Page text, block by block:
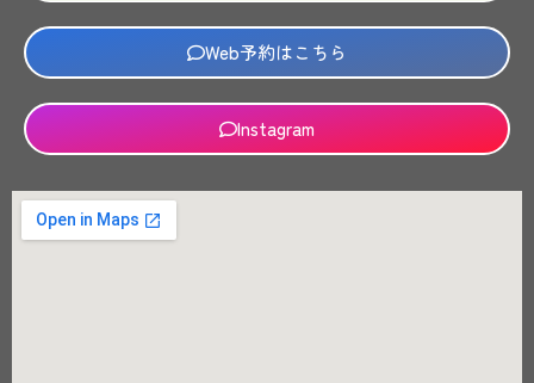
Web予約はこちら
Instagram